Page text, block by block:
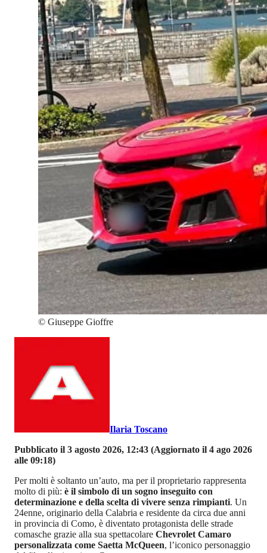
© Giuseppe Gioffre
Ilaria Toscano
Pubblicato il 3 agosto 2026, 12:43 (Aggiornato il 4 ago 2026
alle 09:18)
Per molti è soltanto un’auto, ma per il proprietario rappresenta
molto di più: è il simbolo di un sogno inseguito con
determinazione e della scelta di vivere senza rimpianti. Un
24enne, originario della Calabria e residente da circa due anni
in provincia di Como, è diventato protagonista delle strade
comasche grazie alla sua spettacolare Chevrolet Camaro
personalizzata come Saetta McQueen, l’iconico personaggio